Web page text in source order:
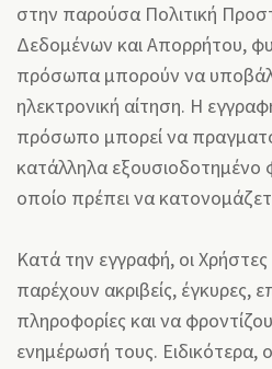
στην παρούσα Πολιτική
Δεδομένων και Απορρήτου,
πρόσωπα μπορούν να
ηλεκτρονική αίτηση. Η
πρόσωπο μπορεί να
κατάλληλα
οποίο πρέπει να
Κατά την εγγραφή, οι
παρέχουν ακριβείς, έγκυρες,
πληροφορίες και να
ενημέρωσή τους. Ειδικότερα,